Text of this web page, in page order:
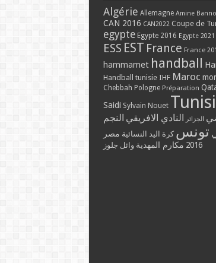
Algérie Allemagne Amine
CAN 2016 CAN2022 Coupe de
egypte Egypte 2016 Egypte 2021
ESS EST France France
hammamet handball
Handball tunisie IHF Maroc
Chebbah Pologne Préparation
Saidi Sylvain Nouet
الجزائر النادي الافريقي النجم
تونس كرة اليد النسائية مصر
2016 مكارم المهدية وائل جلوز